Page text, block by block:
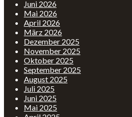
Juni 2026
Mai 2026
April 2026
März 2026
Dezember 2025
November 2025
Oktober 2025
September 2025
August 2025
Juli 2025
Juni 2025
Mai 2025